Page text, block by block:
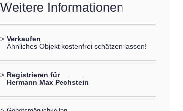
Weitere Informationen
> Verkaufen
Ähnliches Objekt kostenfrei schätzen lassen!
> Registrieren für
Hermann Max Pechstein